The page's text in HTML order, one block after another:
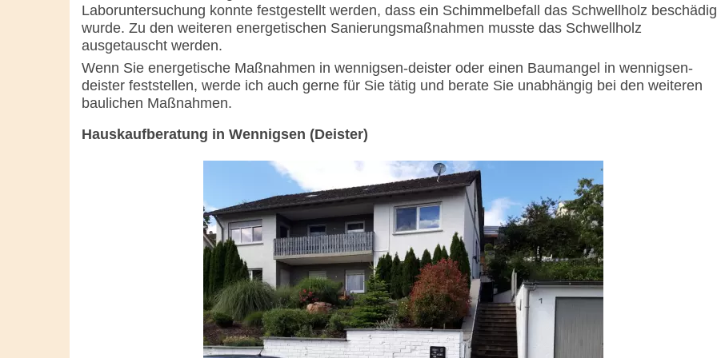
Laboruntersuchung konnte festgestellt werden, dass ein Schimmelbefall das Schwellholz
wurde. Zu den weiteren energetischen Sanierungsmaßnahmen musste das Schwellholz
ausgetauscht werden.
Wenn Sie energetische Maßnahmen in wennigsen-deister oder einen Baumangel in wennigsen-
deister feststellen, werde ich auch gerne für Sie tätig und berate Sie unabhängig bei den weiteren
baulichen Maßnahmen.
Hauskaufberatung in Wennigsen (Deister)